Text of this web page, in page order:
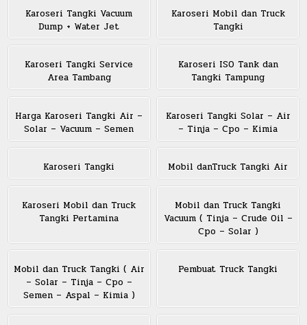
Karoseri Tangki Vacuum
Dump + Water Jet
Karoseri Mobil dan Truck
Tangki
Karoseri Tangki Service
Area Tambang
Karoseri ISO Tank dan
Tangki Tampung
Harga Karoseri Tangki Air –
Solar – Vacuum – Semen
Karoseri Tangki Solar – Air
– Tinja – Cpo – Kimia
Karoseri Tangki Mobil danTruck Tangki Air
Karoseri Mobil dan Truck
Tangki Pertamina
Mobil dan Truck Tangki
Vacuum ( Tinja – Crude Oil –
Cpo – Solar )
Mobil dan Truck Tangki ( Air
– Solar – Tinja – Cpo –
Semen – Aspal – Kimia )
Pembuat Truck Tangki